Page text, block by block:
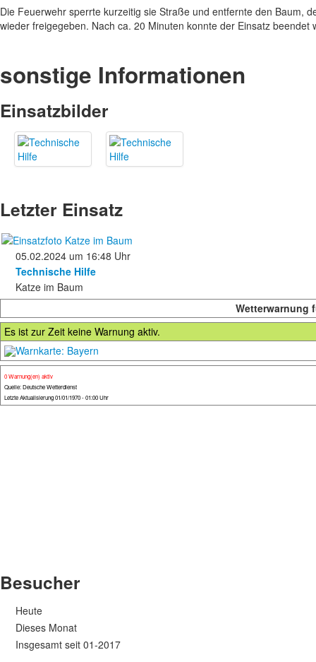
Die Feuerwehr sperrte kurzeitig sie Straße und entfernte den Baum,
wieder freigegeben. Nach ca. 20 Minuten konnte der Einsatz beendet
sonstige Informationen
Einsatzbilder
Letzter Einsatz
05.02.2024 um 16:48 Uhr
Technische Hilfe
Katze im Baum
Wetterwarnung
Es ist zur Zeit keine Warnung aktiv.
0 Warnung(en) aktiv
Quelle: Deutsche Wetterdienst
Letzte Aktualisierung 01/01/1970 - 01:00 Uhr
Besucher
Heute
Dieses Monat
Insgesamt seit 01-2017